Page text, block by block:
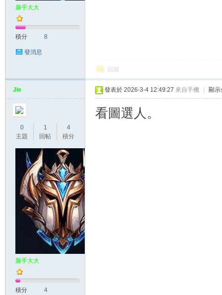
新手大大
積分 8
發消息
回復
Jie
0
主題
1
回帖
4
積分
新手大大
積分 4
發表於 2026-3-4 12:49:27 來自手機 顯示
看圖選人。